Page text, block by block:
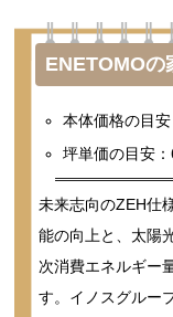
ENETOMOの
本体価格の目
坪単価の目安
未来志向のZEH仕
能の向上と、太陽
次消費エネルギー
す。イノスグルー